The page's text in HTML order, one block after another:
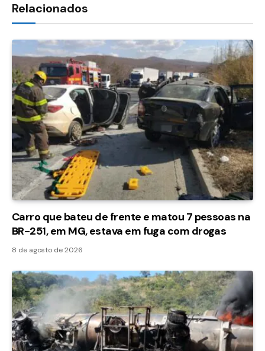
Relacionados
Carro que bateu de frente e matou 7 pessoas na
BR-251, em MG, estava em fuga com drogas
8 de agosto de 2026